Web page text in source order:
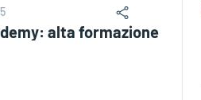
alta formazione